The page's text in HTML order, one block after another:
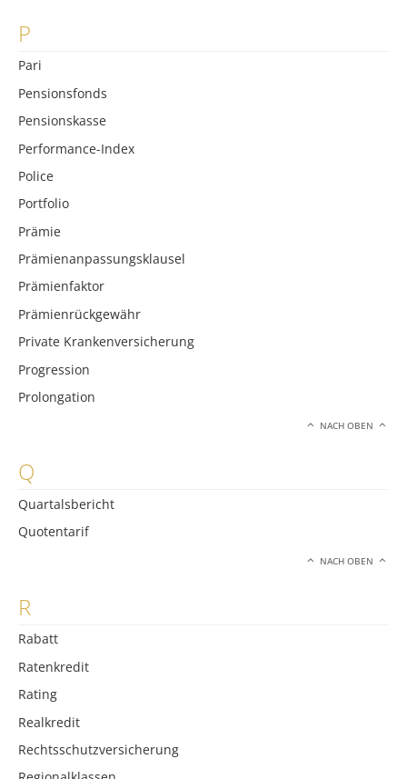
P
Pari
Pensionsfonds
Pensionskasse
Performance-Index
Police
Portfolio
Prämie
Prämienanpassungsklausel
Prämienfaktor
Prämienrückgewähr
Private Krankenversicherung
Progression
Prolongation
NACH OBEN
Q
Quartalsbericht
Quotentarif
NACH OBEN
R
Rabatt
Ratenkredit
Rating
Realkredit
Rechtsschutzversicherung